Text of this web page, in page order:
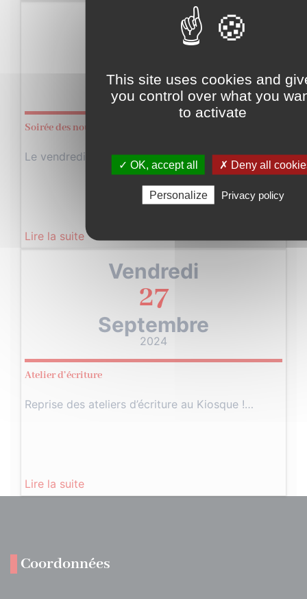
Vendredi
Septembre
2024
Soirée des nouveaux arrivants
Le vendredi 27 septembre prochain à 19h,…
Lire la suite
Vendredi
27
Septembre
2024
Atelier d’écriture
Reprise des ateliers d’écriture au Kiosque !…
Lire la suite
Coordonnées
This site uses cookies and
you control over what you
to activate
✓ OK, accept all ✗ Deny all
Personalize Privacy policy